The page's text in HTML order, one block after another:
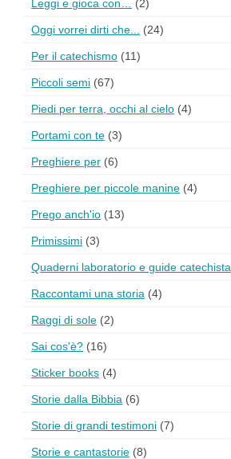
Leggi e gioca con… (2)
Oggi vorrei dirti che... (24)
Per il catechismo (11)
Piccoli semi (67)
Piedi per terra, occhi al cielo (4)
Portami con te (3)
Preghiere per (6)
Preghiere per piccole manine (4)
Prego anch'io (13)
Primissimi (3)
Quaderni laboratorio e guide catechista
Raccontami una storia (4)
Raggi di sole (2)
Sai cos'è? (16)
Sticker books (4)
Storie dalla Bibbia (6)
Storie di grandi testimoni (7)
Storie e cantastorie (8)